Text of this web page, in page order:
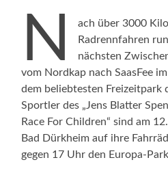
N
ach über 3000
Radrennfahren
nächsten
vom Nordkap nach SaasFee
dem beliebtesten Freizeitpark
Sportler des „Jens Blatter
Race For Children“ sind am
Bad Dürkheim auf ihre
gegen 17 Uhr den Europa-